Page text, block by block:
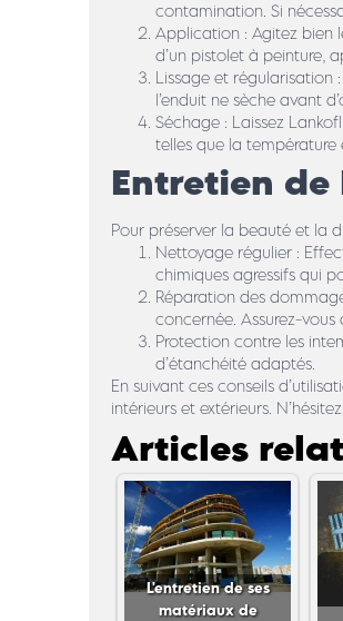
contamination. Si
Application : Agitez bien
d’un pistolet à peinture,
Lissage et
l’enduit ne sèche avant
Séchage : Laissez
telles que la température
Entretien
Pour préserver la beauté et la
Nettoyage régulier :
chimiques agressifs qui
Réparation des
concernée. Assurez-
Protection contre les
d’étanchéité adaptés.
En suivant ces conseils
intérieurs et extérieurs.
Articles
L'entretien de ses
matériaux de